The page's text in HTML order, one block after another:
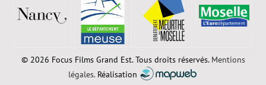
© 2026 Focus Films Grand Est. Tous droits réservés. Mentions
légales.Réalisation